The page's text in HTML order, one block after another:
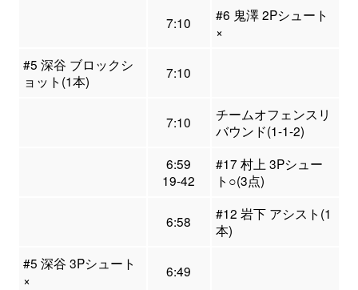
7:10
#6 鬼澤 2Pシュート
×
#5 深谷 ブロックシ
ョット(1本)
7:10
7:10
チームオフェンスリ
バウンド(1-1-2)
6:59
19-42
#17 村上 3Pシュー
ト○(3点)
6:58
#12 岩下 アシスト(1
本)
#5 深谷 3Pシュート
×
6:49